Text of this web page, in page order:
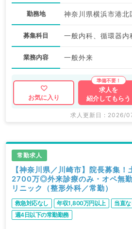
勤務地 神奈川県横浜市港北
募集科目 一般内科、循環器内
業務内容 一般外来
お気に入り
求人を
紹介してもらう
求人更新日 : 2026/
常勤求人
【神奈川県／川崎市】院長募集
2700万◎外来診療のみ・オペ無
リニック（整形外科／常勤）
救急対応なし 年収1,800万円以上 当直
週4日以下の常勤勤務